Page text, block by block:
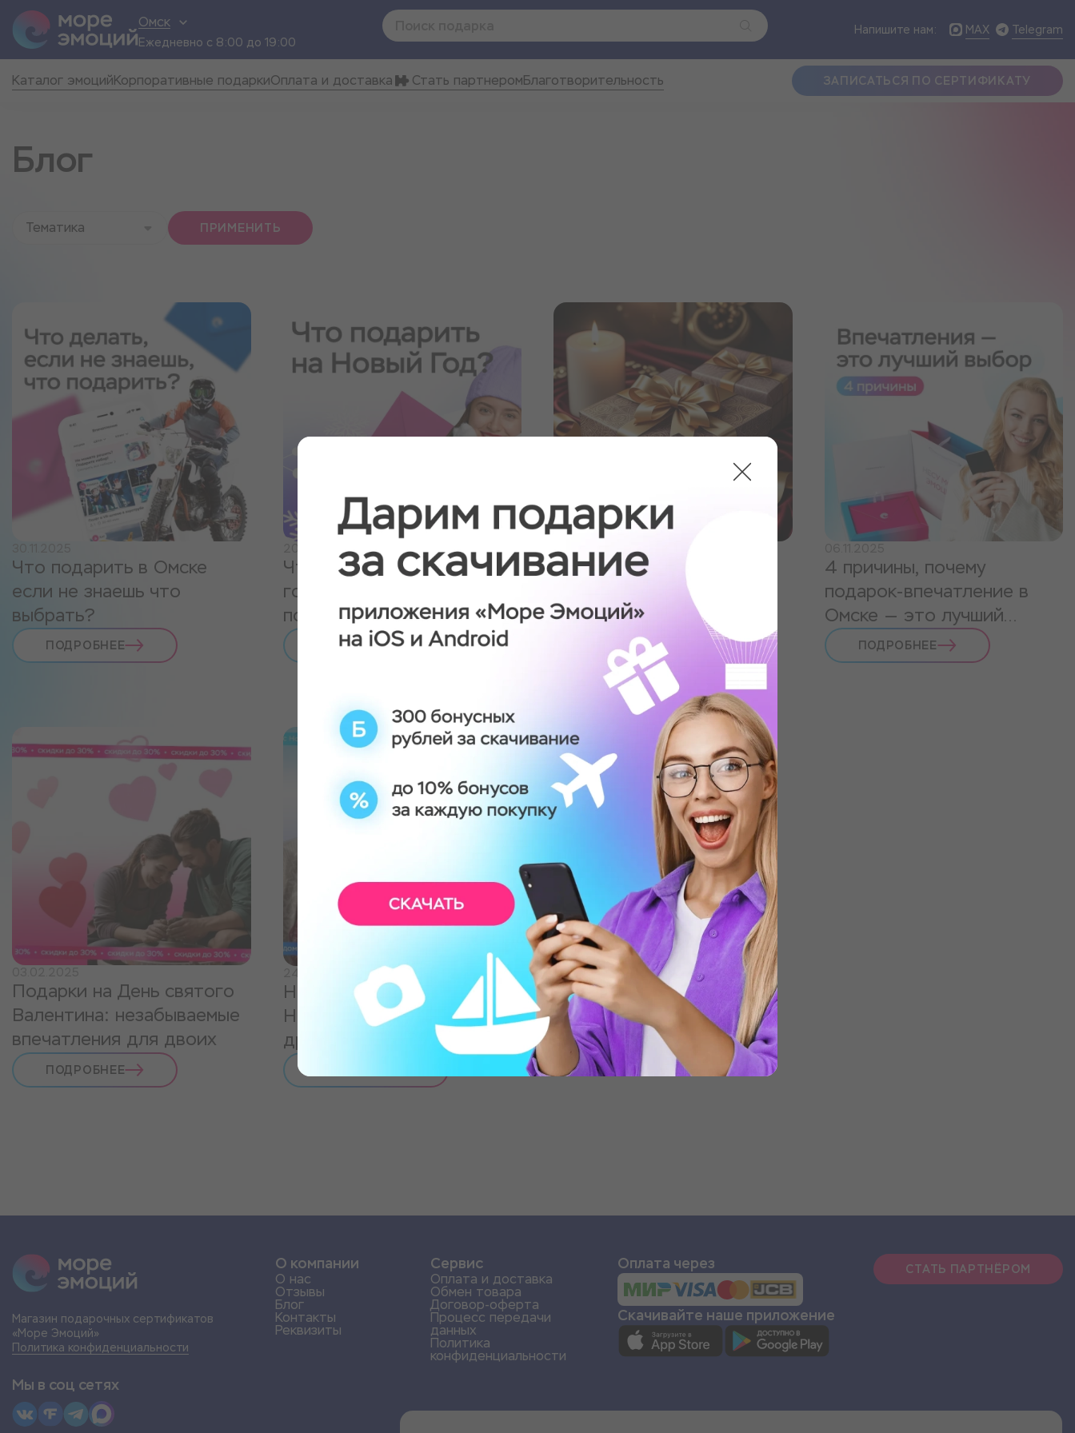
Омск
Ежедневно с 8:00 до 19:00
Напишите нам: MAX Telegram
Каталог эмоцийКорпоративные подаркиОплата и доставка Стать партнеромБлаготворительность ЗАПИСАТЬСЯ ПО СЕРТИФИКАТУ
Блог
Тематика ПРИМЕНИТЬ
Что подарить в Омске
если не знаешь что
выбрать?
ПОДРОБНЕЕ
Что подарить на Новый
год 2026 в Омске: Топ
подарков-впечатлений
ПОДРОБНЕЕ
17.11.2025
10 идей для подарка на
Новый Год в Омске
ПОДРОБНЕЕ
4 причины, почему
подарок-впечатление в
Омске — это лучший
выборПОДРОБНЕЕ
Подарки на День святого
Валентина: незабываемые
впечатления для двоих
ПОДРОБНЕЕ
Недорогие подарки на
Новый год: идеи для
друзей и родных
Магазин подарочных сертификатов
«Море Эмоций»
Политика конфиденциальности
Мы в соц сетях
О компании
О нас
Отзывы
Блог
Контакты
Реквизиты
Сервис
Оплата и доставка
Обмен товара
Договор-оферта
Процесс передачи
данных
Политика
конфиденциальности
Оплата через
Скачивайте наше приложение
СТАТЬ ПАРТНЁРОМ